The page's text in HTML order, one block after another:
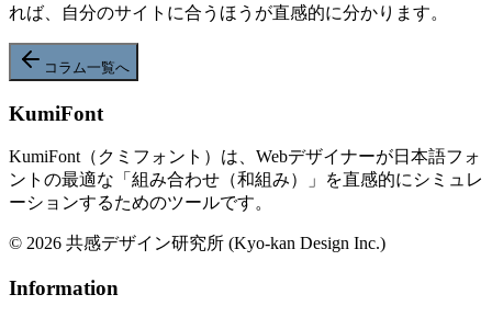
れば、自分のサイトに合うほうが直感的に分かります。
コラム一覧へ
KumiFont
KumiFont（クミフォント）は、Webデザイナーが日本語フォ
ントの最適な「組み合わせ（和組み）」を直感的にシミュレ
ーションするためのツールです。
© 2026 共感デザイン研究所 (Kyo-kan Design Inc.)
Information